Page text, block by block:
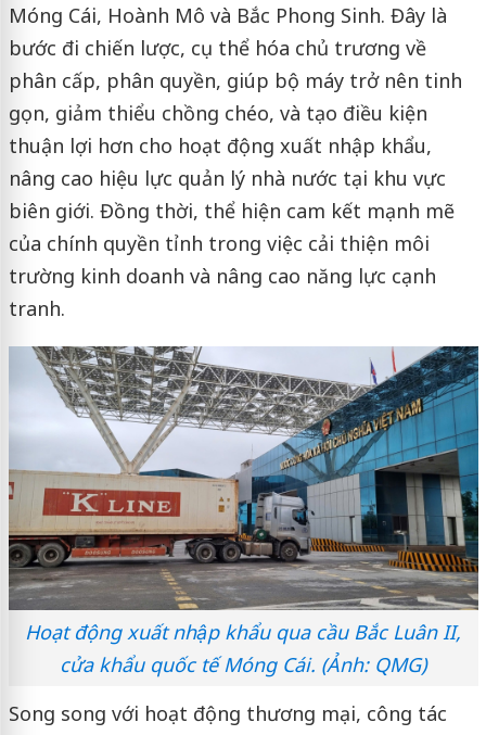
Móng Cái, Hoành Mô và Bắc Phong Sinh. Đây là
bước đi chiến lược, cụ thể hóa chủ trương về
phân cấp, phân quyền, giúp bộ máy trở nên tinh
gọn, giảm thiểu chồng chéo, và tạo điều kiện
thuận lợi hơn cho hoạt động xuất nhập khẩu,
nâng cao hiệu lực quản lý nhà nước tại khu vực
biên giới. Đồng thời, thể hiện cam kết mạnh mẽ
của chính quyền tỉnh trong việc cải thiện môi
trường kinh doanh và nâng cao năng lực cạnh
tranh.
Hoạt động xuất nhập khẩu qua cầu Bắc Luân II,
cửa khẩu quốc tế Móng Cái. (Ảnh: QMG)
Song song với hoạt động thương mại, công tác